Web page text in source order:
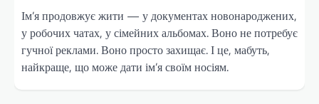
Ім’я продовжує жити — у документах новонароджених,
у робочих чатах, у сімейних альбомах. Воно не потребує
гучної реклами. Воно просто захищає. І це, мабуть,
найкраще, що може дати ім’я своїм носіям.